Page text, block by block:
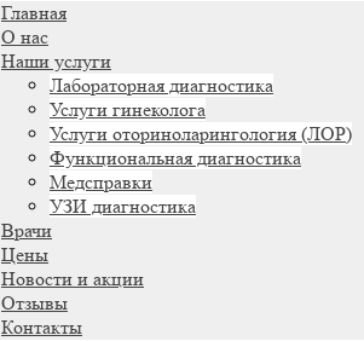
Главная
О нас
Наши услуги
Лабораторная диагностика
Услуги гинеколога
Услуги оториноларингология (ЛОР)
Функциональная диагностика
Медсправки
УЗИ диагностика
Врачи
Цены
Новости и акции
Отзывы
Контакты